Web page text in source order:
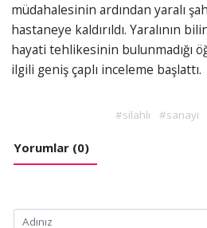
müdahalesinin ardından yaralı
hastaneye kaldırıldı. Yaralının
hayati tehlikesinin bulunmadığı
ilgili geniş çaplı inceleme başlattı.
#silahlı #sanayi
Yorumlar (0)